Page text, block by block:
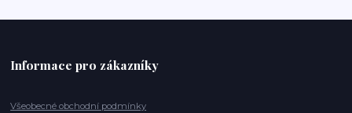
Informace pro zákazníky
Všeobecné obchodní podmínky